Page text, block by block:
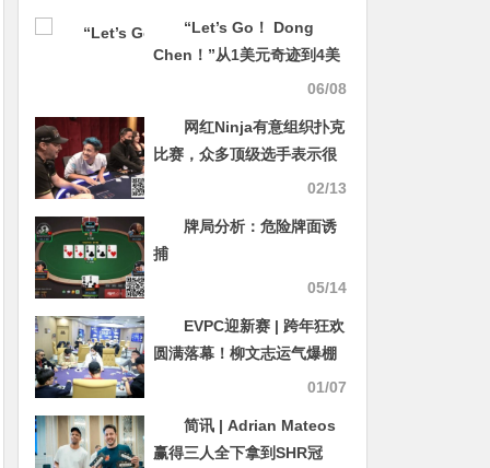
“Let’s Go！ Dong
Chen！”从1美元奇迹到4美
元截胡：丹牛为何非抢到陈
06/08
网红Ninja有意组织扑克
比赛，众多顶级选手表示很
02/13
牌局分析：危险牌面诱
捕
05/14
EVPC迎新赛 | 跨年狂欢
圆满落幕！柳文志运气爆棚
01/07
简讯 | Adrian Mateos
赢得三人全下拿到SHR冠